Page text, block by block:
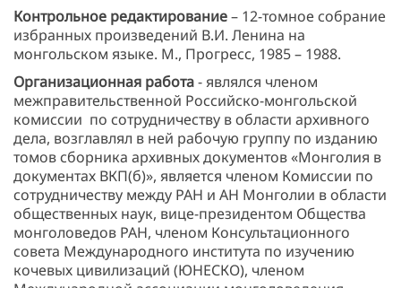
Контрольное редактирование– 12-томное собрание
избранных произведений В.И. Ленина на
монгольском языке. М., Прогресс, 1985 – 1988.
Организационная работа- являлся членом
межправительственной Российско-монгольской
комиссии по сотрудничеству в области архивного
дела, возглавлял в ней рабочую группу по изданию
томов сборника архивных документов «Монголия в
документах ВКП(б)», является членом Комиссии по
сотрудничеству между РАН и АН Монголии в области
общественных наук, вице-президентом Общества
монголоведов РАН, членом Консультационного
совета Международного института по изучению
кочевых цивилизаций (ЮНЕСКО), членом